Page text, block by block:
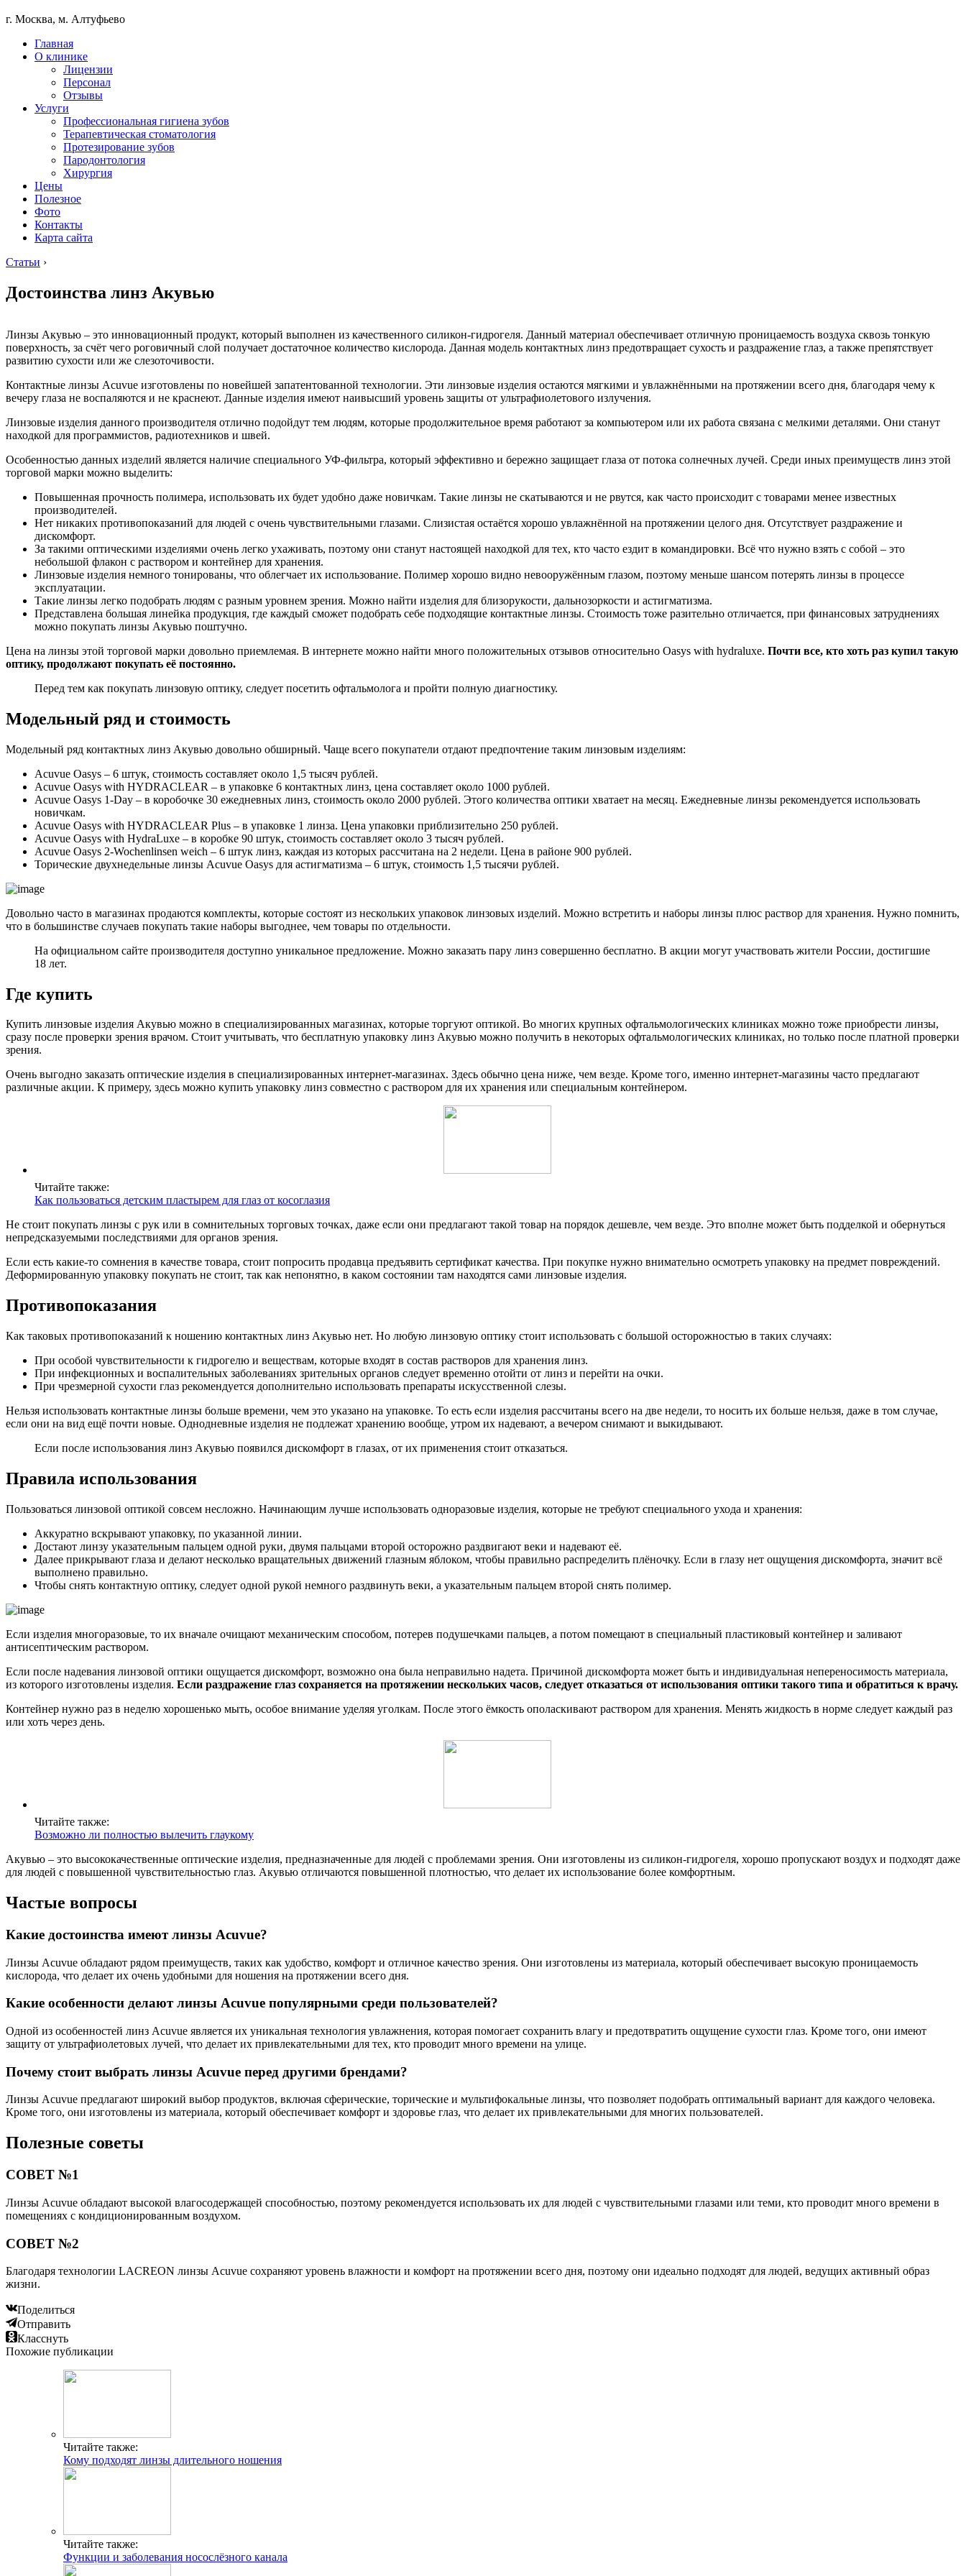
г. Москва, м. Алтуфьево
Главная
О клинике
Лицензии
Персонал
Отзывы
Услуги
Профессиональная гигиена зубов
Терапевтическая стоматология
Протезирование зубов
Пародонтология
Хирургия
Цены
Полезное
Фото
Контакты
Карта сайта
Статьи ›
Достоинства линз Акувью
Линзы Акувью – это инновационный продукт, который выполнен из качественного силикон-гидрогеля. Данный материал обеспечивает отличную проницаемость воздуха сквозь тонкую
поверхность, за счёт чего роговичный слой получает достаточное количество кислорода. Данная модель контактных линз предотвращает сухость и раздражение глаз, а также препятствует
развитию сухости или же слезоточивости.
Контактные линзы Acuvue изготовлены по новейшей запатентованной технологии. Эти линзовые изделия остаются мягкими и увлажнёнными на протяжении всего дня, благодаря чему к
вечеру глаза не воспаляются и не краснеют. Данные изделия имеют наивысший уровень защиты от ультрафиолетового излучения.
Линзовые изделия данного производителя отлично подойдут тем людям, которые продолжительное время работают за компьютером или их работа связана с мелкими деталями. Они станут
находкой для программистов, радиотехников и швей.
Особенностью данных изделий является наличие специального УФ-фильтра, который эффективно и бережно защищает глаза от потока солнечных лучей. Среди иных преимуществ линз этой
торговой марки можно выделить:
Повышенная прочность полимера, использовать их будет удобно даже новичкам. Такие линзы не скатываются и не рвутся, как часто происходит с товарами менее известных
производителей.
Нет никаких противопоказаний для людей с очень чувствительными глазами. Слизистая остаётся хорошо увлажнённой на протяжении целого дня. Отсутствует раздражение и
дискомфорт.
За такими оптическими изделиями очень легко ухаживать, поэтому они станут настоящей находкой для тех, кто часто ездит в командировки. Всё что нужно взять с собой – это
небольшой флакон с раствором и контейнер для хранения.
Линзовые изделия немного тонированы, что облегчает их использование. Полимер хорошо видно невооружённым глазом, поэтому меньше шансом потерять линзы в процессе
эксплуатации.
Такие линзы легко подобрать людям с разным уровнем зрения. Можно найти изделия для близорукости, дальнозоркости и астигматизма.
Представлена большая линейка продукция, где каждый сможет подобрать себе подходящие контактные линзы. Стоимость тоже разительно отличается, при финансовых затруднениях
можно покупать линзы Акувью поштучно.
Цена на линзы этой торговой марки довольно приемлемая. В интернете можно найти много положительных отзывов относительно Oasys with hydraluxe. Почти все, кто хоть раз купил такую
оптику, продолжают покупать её постоянно.
Перед тем как покупать линзовую оптику, следует посетить офтальмолога и пройти полную диагностику.
Модельный ряд и стоимость
Модельный ряд контактных линз Акувью довольно обширный. Чаще всего покупатели отдают предпочтение таким линзовым изделиям:
Acuvue Oasys – 6 штук, стоимость составляет около 1,5 тысяч рублей.
Acuvue Oasys with HYDRACLEAR – в упаковке 6 контактных линз, цена составляет около 1000 рублей.
Acuvue Oasys 1-Day – в коробочке 30 ежедневных линз, стоимость около 2000 рублей. Этого количества оптики хватает на месяц. Ежедневные линзы рекомендуется использовать
новичкам.
Acuvue Oasys with HYDRACLEAR Plus – в упаковке 1 линза. Цена упаковки приблизительно 250 рублей.
Acuvue Oasys with HydraLuxe – в коробке 90 штук, стоимость составляет около 3 тысяч рублей.
Acuvue Oasys 2-Wochenlinsen weich – 6 штук линз, каждая из которых рассчитана на 2 недели. Цена в районе 900 рублей.
Торические двухнедельные линзы Acuvue Oasys для астигматизма – 6 штук, стоимость 1,5 тысячи рублей.
Довольно часто в магазинах продаются комплекты, которые состоят из нескольких упаковок линзовых изделий. Можно встретить и наборы линзы плюс раствор для хранения. Нужно помнить,
что в большинстве случаев покупать такие наборы выгоднее, чем товары по отдельности.
На официальном сайте производителя доступно уникальное предложение. Можно заказать пару линз совершенно бесплатно. В акции могут участвовать жители России, достигшие
18 лет.
Где купить
Купить линзовые изделия Акувью можно в специализированных магазинах, которые торгуют оптикой. Во многих крупных офтальмологических клиниках можно тоже приобрести линзы,
сразу после проверки зрения врачом. Стоит учитывать, что бесплатную упаковку линз Акувью можно получить в некоторых офтальмологических клиниках, но только после платной проверки
зрения.
Очень выгодно заказать оптические изделия в специализированных интернет-магазинах. Здесь обычно цена ниже, чем везде. Кроме того, именно интернет-магазины часто предлагают
различные акции. К примеру, здесь можно купить упаковку линз совместно с раствором для их хранения или специальным контейнером.
Читайте также:
Как пользоваться детским пластырем для глаз от косоглазия
Не стоит покупать линзы с рук или в сомнительных торговых точках, даже если они предлагают такой товар на порядок дешевле, чем везде. Это вполне может быть подделкой и обернуться
непредсказуемыми последствиями для органов зрения.
Если есть какие-то сомнения в качестве товара, стоит попросить продавца предъявить сертификат качества. При покупке нужно внимательно осмотреть упаковку на предмет повреждений.
Деформированную упаковку покупать не стоит, так как непонятно, в каком состоянии там находятся сами линзовые изделия.
Противопоказания
Как таковых противопоказаний к ношению контактных линз Акувью нет. Но любую линзовую оптику стоит использовать с большой осторожностью в таких случаях:
При особой чувствительности к гидрогелю и веществам, которые входят в состав растворов для хранения линз.
При инфекционных и воспалительных заболеваниях зрительных органов следует временно отойти от линз и перейти на очки.
При чрезмерной сухости глаз рекомендуется дополнительно использовать препараты искусственной слезы.
Нельзя использовать контактные линзы больше времени, чем это указано на упаковке. То есть если изделия рассчитаны всего на две недели, то носить их больше нельзя, даже в том случае,
если они на вид ещё почти новые. Однодневные изделия не подлежат хранению вообще, утром их надевают, а вечером снимают и выкидывают.
Если после использования линз Акувью появился дискомфорт в глазах, от их применения стоит отказаться.
Правила использования
Пользоваться линзовой оптикой совсем несложно. Начинающим лучше использовать одноразовые изделия, которые не требуют специального ухода и хранения:
Аккуратно вскрывают упаковку, по указанной линии.
Достают линзу указательным пальцем одной руки, двумя пальцами второй осторожно раздвигают веки и надевают её.
Далее прикрывают глаза и делают несколько вращательных движений глазным яблоком, чтобы правильно распределить плёночку. Если в глазу нет ощущения дискомфорта, значит всё
выполнено правильно.
Чтобы снять контактную оптику, следует одной рукой немного раздвинуть веки, а указательным пальцем второй снять полимер.
Если изделия многоразовые, то их вначале очищают механическим способом, потерев подушечками пальцев, а потом помещают в специальный пластиковый контейнер и заливают
антисептическим раствором.
Если после надевания линзовой оптики ощущается дискомфорт, возможно она была неправильно надета. Причиной дискомфорта может быть и индивидуальная непереносимость материала,
из которого изготовлены изделия. Если раздражение глаз сохраняется на протяжении нескольких часов, следует отказаться от использования оптики такого типа и обратиться к врачу.
Контейнер нужно раз в неделю хорошенько мыть, особое внимание уделяя уголкам. После этого ёмкость ополаскивают раствором для хранения. Менять жидкость в норме следует каждый раз
или хоть через день.
Читайте также:
Возможно ли полностью вылечить глаукому
Акувью – это высококачественные оптические изделия, предназначенные для людей с проблемами зрения. Они изготовлены из силикон-гидрогеля, хорошо пропускают воздух и подходят даже
для людей с повышенной чувствительностью глаз. Акувью отличаются повышенной плотностью, что делает их использование более комфортным.
Частые вопросы
Какие достоинства имеют линзы Acuvue?
Линзы Acuvue обладают рядом преимуществ, таких как удобство, комфорт и отличное качество зрения. Они изготовлены из материала, который обеспечивает высокую проницаемость
кислорода, что делает их очень удобными для ношения на протяжении всего дня.
Какие особенности делают линзы Acuvue популярными среди пользователей?
Одной из особенностей линз Acuvue является их уникальная технология увлажнения, которая помогает сохранить влагу и предотвратить ощущение сухости глаз. Кроме того, они имеют
защиту от ультрафиолетовых лучей, что делает их привлекательными для тех, кто проводит много времени на улице.
Почему стоит выбрать линзы Acuvue перед другими брендами?
Линзы Acuvue предлагают широкий выбор продуктов, включая сферические, торические и мультифокальные линзы, что позволяет подобрать оптимальный вариант для каждого человека.
Кроме того, они изготовлены из материала, который обеспечивает комфорт и здоровье глаз, что делает их привлекательными для многих пользователей.
Полезные советы
СОВЕТ №1
Линзы Acuvue обладают высокой влагосодержащей способностью, поэтому рекомендуется использовать их для людей с чувствительными глазами или теми, кто проводит много времени в
помещениях с кондиционированным воздухом.
СОВЕТ №2
Благодаря технологии LACREON линзы Acuvue сохраняют уровень влажности и комфорт на протяжении всего дня, поэтому они идеально подходят для людей, ведущих активный образ
жизни.
Поделиться
Отправить
Класснуть
Похожие публикации
Читайте также:
Кому подходят линзы длительного ношения
Читайте также:
Функции и заболевания носослёзного канала